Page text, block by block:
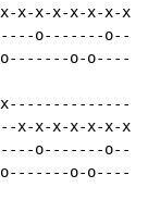
x-x-x-x-x-x-
o-------
o-
x-x-x-x-x-x-x-
o-------
o-